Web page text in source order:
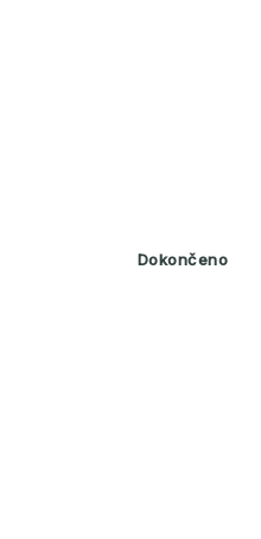
Dokončeno